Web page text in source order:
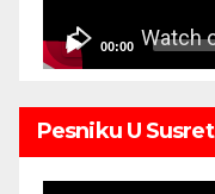
00:00
Pesniku U Susret